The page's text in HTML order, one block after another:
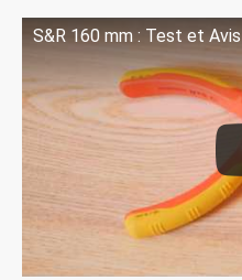
S&R 160 mm : Test et Avis